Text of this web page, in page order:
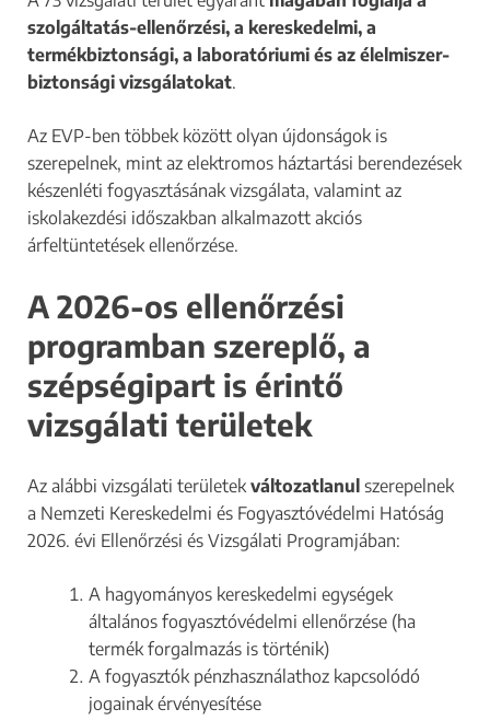
szolgáltatás-ellenőrzési, a kereskedelmi, a
termékbiztonsági, a laboratóriumi és az élelmiszer-
biztonsági vizsgálatokat.
Az EVP-ben többek között olyan újdonságok is
szerepelnek, mint az elektromos háztartási berendezések
készenléti fogyasztásának vizsgálata, valamint az
iskolakezdési időszakban alkalmazott akciós
árfeltüntetések ellenőrzése.
A 2026-os ellenőrzési
programban szereplő, a
szépségipart is érintő
vizsgálati területek
Az alábbi vizsgálati területek változatlanul szerepelnek
a Nemzeti Kereskedelmi és Fogyasztóvédelmi Hatóság
2026. évi Ellenőrzési és Vizsgálati Programjában:
A hagyományos kereskedelmi egységek
általános fogyasztóvédelmi ellenőrzése (ha
termék forgalmazás is történik)
A fogyasztók pénzhasználathoz kapcsolódó
jogainak érvényesítése